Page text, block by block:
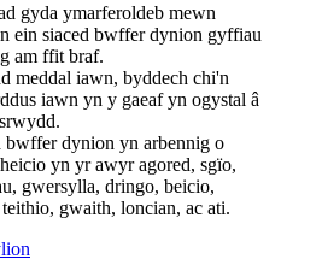
gyda ymarferoldeb mewn
ein siaced bwffer dynion gyffiau
am ffit braf.
meddal iawn, byddech chi'n
iawn yn y gaeaf yn ogystal â
bwffer dynion yn arbennig o
yn yr awyr agored, sgïo,
gwersylla, dringo, beicio,
gwaith, loncian, ac ati.